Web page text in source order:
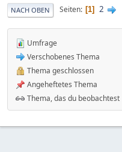
NACH OBEN Seiten 1 2
Umfrage
Verschobenes Thema
Thema geschlossen
Angeheftetes Thema
Thema, das du beobachtest